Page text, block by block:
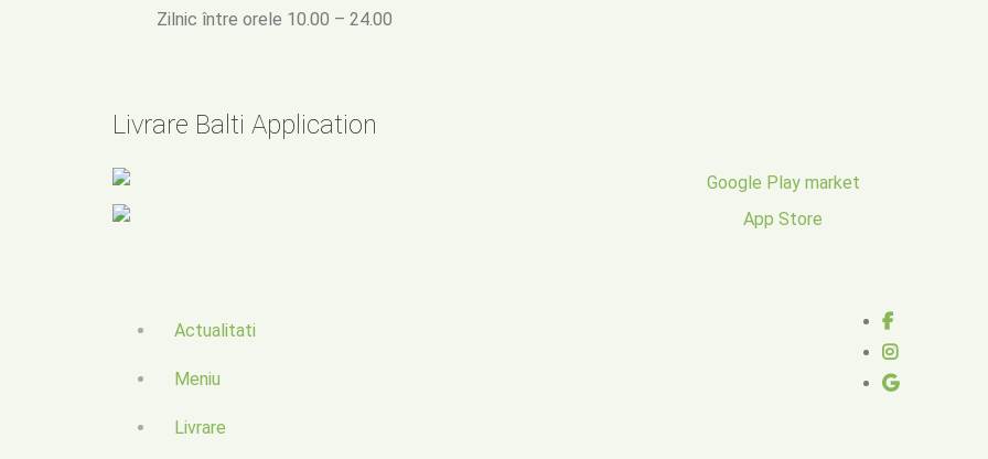
Zilnic între orele 10.00 – 24.00
Livrare Balti Application
Actualitati
Meniu
Livrare